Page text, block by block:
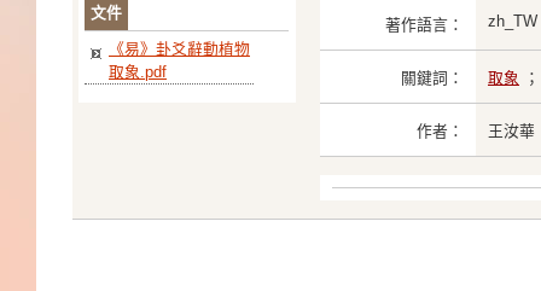
文件
《易》卦爻辭動植物
取象.pdf
著作語言： zh_TW
關鍵詞： 取象
作者： 王汝華